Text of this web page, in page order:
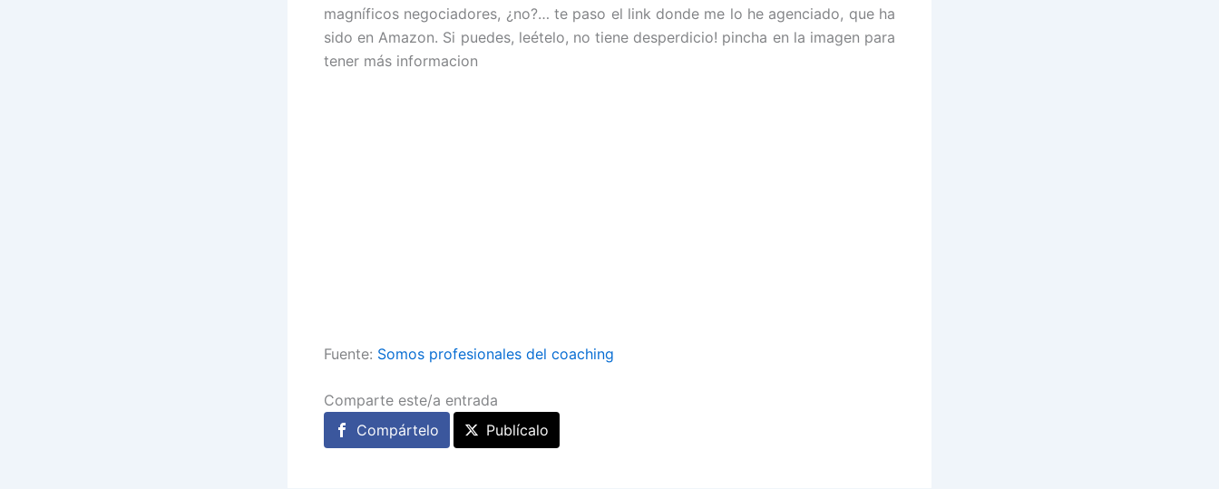
magníficos negociadores, ¿no?… te paso el link donde me lo he agenciado, que ha
sido en Amazon. Si puedes, leételo, no tiene desperdicio! pincha en la imagen para
tener más informacion
Fuente: Somos profesionales del coaching
Comparte este/a entrada
Compártelo
Publícalo